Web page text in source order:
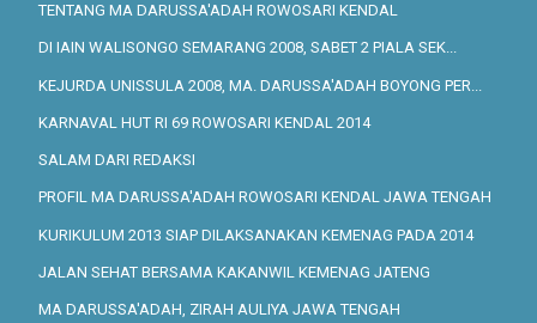
TENTANG MA DARUSSA'ADAH ROWOSARI KENDAL
DI IAIN WALISONGO SEMARANG 2008, SABET 2 PIALA SEK...
KEJURDA UNISSULA 2008, MA. DARUSSA'ADAH BOYONG PER...
KARNAVAL HUT RI 69 ROWOSARI KENDAL 2014
SALAM DARI REDAKSI
PROFIL MA DARUSSA'ADAH ROWOSARI KENDAL JAWA TENGAH
KURIKULUM 2013 SIAP DILAKSANAKAN KEMENAG PADA 2014
JALAN SEHAT BERSAMA KAKANWIL KEMENAG JATENG
MA DARUSSA'ADAH, ZIRAH AULIYA JAWA TENGAH